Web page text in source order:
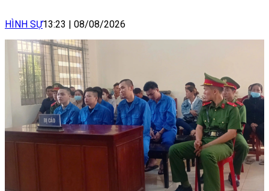
HÌNH SỰ13:23 08/08/2026